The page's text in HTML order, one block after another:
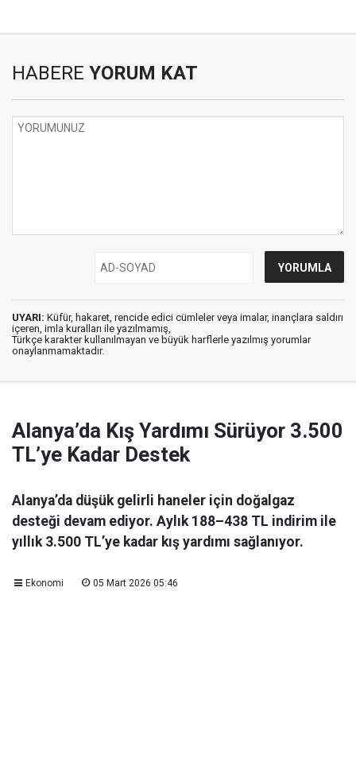
HABERE YORUM KAT
UYARI: Küfür, hakaret, rencide edici cümleler veya imalar, inançlara saldırı
içeren, imla kuralları ile yazılmamış,
Türkçe karakter kullanılmayan ve büyük harflerle yazılmış yorumlar
onaylanmamaktadır.
Alanya’da Kış Yardımı Sürüyor 3.500
TL’ye Kadar Destek
Alanya’da düşük gelirli haneler için doğalgaz
desteği devam ediyor. Aylık 188–438 TL indirim ile
yıllık 3.500 TL’ye kadar kış yardımı sağlanıyor.
Ekonomi 05 Mart 2026 05:46